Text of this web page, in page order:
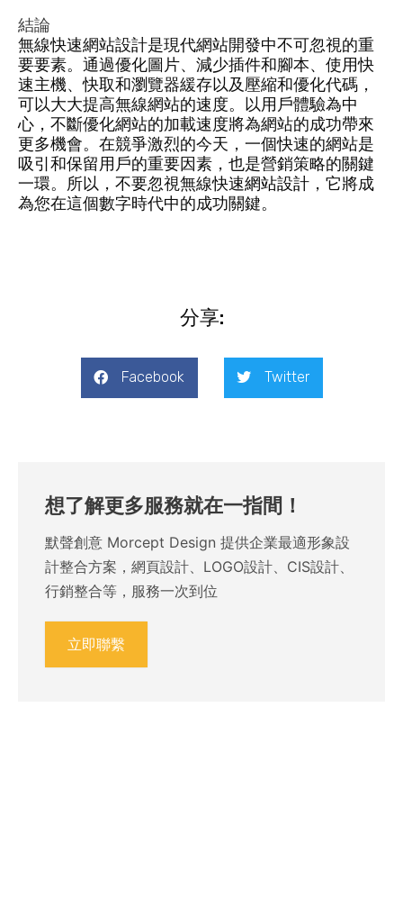
結論
無線快速網站設計是現代網站開發中不可忽視的重
要要素。通過優化圖片、減少插件和腳本、使用快
速主機、快取和瀏覽器緩存以及壓縮和優化代碼，
可以大大提高無線網站的速度。以用戶體驗為中
心，不斷優化網站的加載速度將為網站的成功帶來
更多機會。在競爭激烈的今天，一個快速的網站是
吸引和保留用戶的重要因素，也是營銷策略的關鍵
一環。所以，不要忽視無線快速網站設計 ，它將成
為您在這個數字時代中的成功關鍵。
分享:
Facebook Twitter
想了解更多服務就在一指間！
默聲創意 Morcept Design 提供企業最適形象設
計整合方案，網頁設計、LOGO設計、CIS設計、
行銷整合等，服務一次到位
立即聯繫